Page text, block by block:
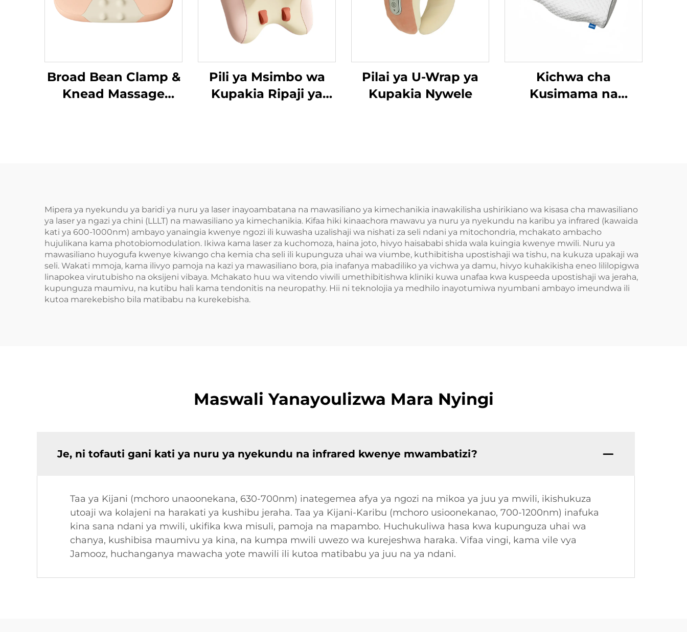
Broad Bean Clamp &
Knead Massage
Pili ya Msimbo wa
Kupakia Ripaji ya
Pilai ya U-Wrap ya
Kupakia Nywele
Kichwa cha
Kusimama na
Mipera ya nyekundu ya baridi ya nuru ya laser inayoambatana na mawasiliano ya kimechanikia inawakilisha ushirikiano wa kisasa cha mawasiliano
ya laser ya ngazi ya chini (LLLT) na mawasiliano ya kimechanikia. Kifaa hiki kinaachora mawavu ya nuru ya nyekundu na karibu ya infrared (kawaida
kati ya 600-1000nm) ambayo yanaingia kwenye ngozi ili kuwasha uzalishaji wa nishati za seli ndani ya mitochondria, mchakato ambacho
hujulikana kama photobiomodulation. Ikiwa kama laser za kuchomoza, haina joto, hivyo haisababi shida wala kuingia kwenye mwili. Nuru ya
mawasiliano huyogufa kwenye kiwango cha kemia cha seli ili kupunguza uhai wa viumbe, kuthibitisha upostishaji wa tishu, na kukuza upakaji wa
seli. Wakati mmoja, kama ilivyo pamoja na kazi ya mawasiliano bora, pia inafanya mabadiliko ya vichwa ya damu, hivyo kuhakikisha eneo lililopigwa
linapokea virutubisho na oksijeni vibaya. Mchakato huu wa vitendo viwili umethibitishwa kliniki kuwa unafaa kwa kuspeeda upostishaji wa jeraha,
kupunguza maumivu, na kutibu hali kama tendonitis na neuropathy. Hii ni teknolojia ya medhilo inayotumiwa nyumbani ambayo imeundwa ili
kutoa marekebisho bila matibabu na kurekebisha.
Maswali Yanayoulizwa Mara Nyingi
Je, ni tofauti gani kati ya nuru ya nyekundu na infrared kwenye mwambatizi?
Taa ya Kijani (mchoro unaoonekana, 630-700nm) inategemea afya ya ngozi na mikoa ya juu ya mwili, ikishukuza
utoaji wa kolajeni na harakati ya kushibu jeraha. Taa ya Kijani-Karibu (mchoro usioonekanao, 700-1200nm) inafuka
kina sana ndani ya mwili, ukifika kwa misuli, pamoja na mapambo. Huchukuliwa hasa kwa kupunguza uhai wa
chanya, kushibisa maumivu ya kina, na kumpa mwili uwezo wa kurejeshwa haraka. Vifaa vingi, kama vile vya
Jamooz, huchanganya mawacha yote mawili ili kutoa matibabu ya juu na ya ndani.